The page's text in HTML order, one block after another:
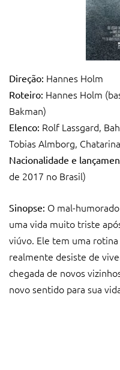
Direção: Hannes Holm
Roteiro: Hannes Holm
Bakman)
Elenco: Rolf Lassgard,
Tobias Almborg,
Nacionalidade e
de 2017 no Brasil)
Sinopse: O mal-
uma vida muito triste
viúvo. Ele tem uma
realmente desiste de
chegada de novos
novo sentido para sua